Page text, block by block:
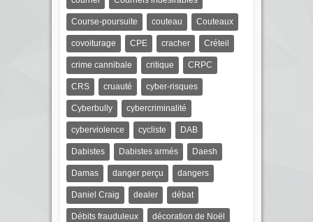
Course-poursuite couteau Couteaux
covoiturage CPE cracher Créteil
crime cannibale critique CRPC
CRS cruauté cyber-risques
Cyberbully cybercriminalité
cyberviolence cycliste DAB
Dabistes Dabistes armés Daesh
Damas danger perçu dangers
Daniel Craig dealer débat
Débits frauduleux décoration de Noël